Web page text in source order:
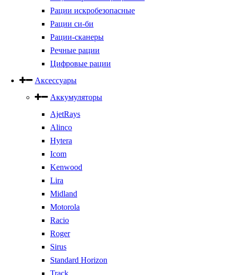
Рации искробезопасные
Рации си-би
Рации-сканеры
Речные рации
Цифровые рации
Аксессуары
Аккумуляторы
AjetRays
Alinco
Hytera
Icom
Kenwood
Lira
Midland
Motorola
Racio
Roger
Sirus
Standard Horizon
Track